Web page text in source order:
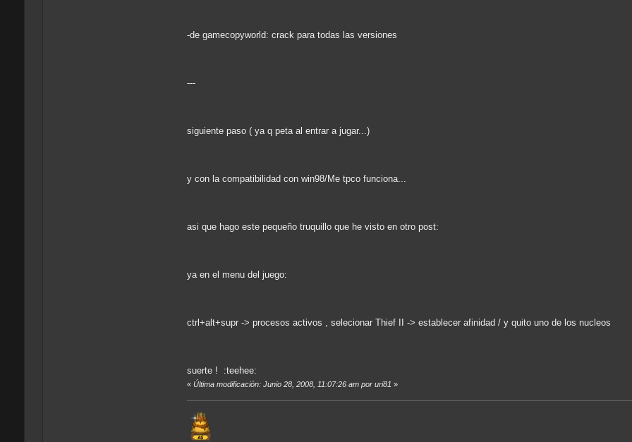
-de gamecopyworld: crack para todas las versiones
---
siguiente paso ( ya q peta al entrar a jugar...)
y con la compatibilidad con win98/Me tpco funciona...
asi que hago este pequeño truquillo que he visto en otro post:
ya en el menu del juego:
ctrl+alt+supr -> procesos activos , selecionar Thief II -> establecer afinidad / y quito uno de los nucleos
suerte ! :teehee:
«Última modificación: Junio 28, 2008, 11:07:26 am por uri81 »